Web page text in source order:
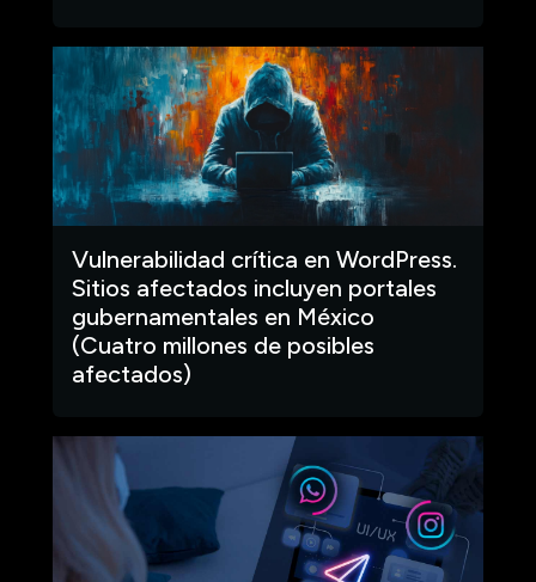
Vulnerabilidad crítica en WordPress.
Sitios afectados incluyen portales
gubernamentales en México
(Cuatro millones de posibles
afectados)